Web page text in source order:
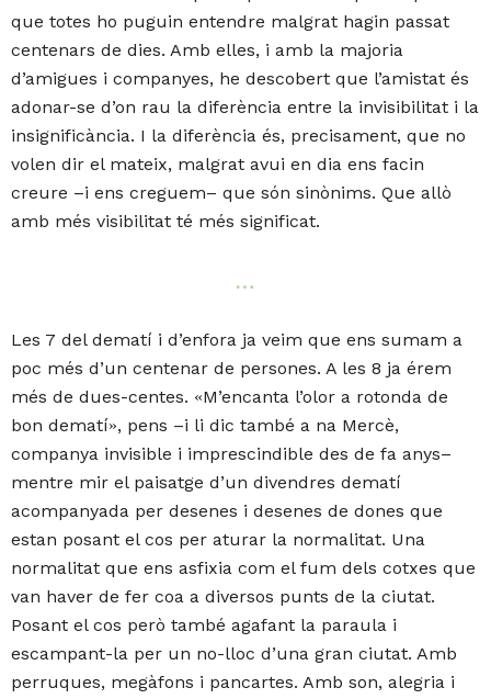
que totes ho puguin entendre malgrat hagin passat
centenars de dies. Amb elles, i amb la majoria
d’amigues i companyes, he descobert que l’amistat és
adonar-se d’on rau la diferència entre la invisibilitat i la
insignificància. I la diferència és, precisament, que no
volen dir el mateix, malgrat avui en dia ens facin
creure –i ens creguem– que són sinònims. Que allò
amb més visibilitat té més significat.
…
Les 7 del dematí i d’enfora ja veim que ens sumam a
poc més d’un centenar de persones. A les 8 ja érem
més de dues-centes. «M’encanta l’olor a rotonda de
bon dematí», pens –i li dic també a na Mercè,
companya invisible i imprescindible des de fa anys–
mentre mir el paisatge d’un divendres dematí
acompanyada per desenes i desenes de dones que
estan posant el cos per aturar la normalitat. Una
normalitat que ens asfixia com el fum dels cotxes que
van haver de fer coa a diversos punts de la ciutat.
Posant el cos però també agafant la paraula i
escampant-la per un no-lloc d’una gran ciutat. Amb
perruques, megàfons i pancartes. Amb son, alegria i